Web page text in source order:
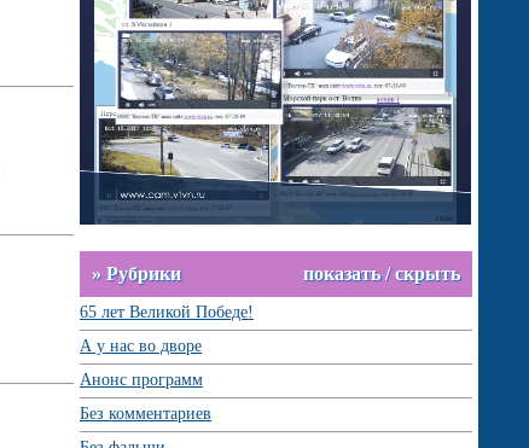
» Рубрики показать / скрыть
65 лет Великой Победе!
А у нас во дворе
Анонс программ
Без комментариев